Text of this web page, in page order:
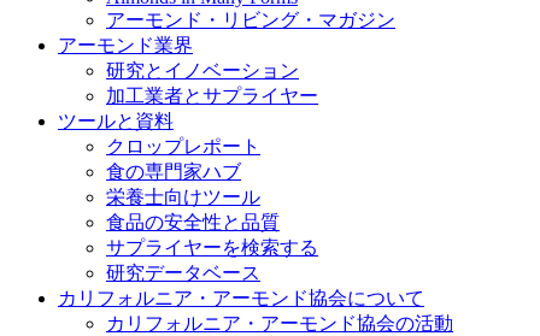
アーモンド・リビング・マガジン
アーモンド業界
研究とイノベーション
加工業者とサプライヤー
ツールと資料
クロップレポート
食の専門家ハブ
栄養士向けツール
食品の安全性と品質
サプライヤーを検索する
研究データベース
カリフォルニア・アーモンド協会について
カリフォルニア・アーモンド協会の活動